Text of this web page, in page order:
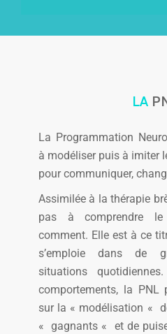
LA
La Programmation
à modéliser puis à imiter
pour communiquer,
Assimilée à la thérapie
pas à comprendre
comment. Elle est à ce
s’emploie dans de
situations
comportements, la PNL
sur la « modélisation «
« gagnants « et de